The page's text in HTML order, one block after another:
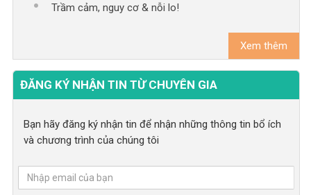
Trầm cảm, nguy cơ & nỗi lo!
Xem thêm
ĐĂNG KÝ NHẬN TIN TỪ CHUYÊN GIA
Bạn hãy đăng ký nhận tin để nhận những thông tin bổ ích
và chương trình của chúng tôi